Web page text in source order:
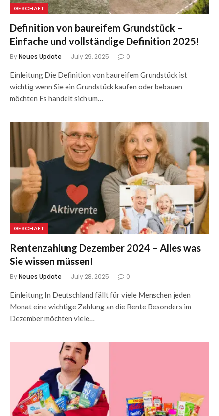
GESCHÄFT
Definition von baureifem Grundstück –
Einfache und vollständige Definition 2025!
ByNeues Update July 29, 2025 0
Einleitung Die Definition von baureifem Grundstück ist
wichtig wenn Sie ein Grundstück kaufen oder bebauen
möchten Es handelt sich um…
GESCHÄFT
Rentenzahlung Dezember 2024 – Alles was
Sie wissen müssen!
ByNeues Update July 28, 2025 0
Einleitung In Deutschland fällt für viele Menschen jeden
Monat eine wichtige Zahlung an die Rente Besonders im
Dezember möchten viele…